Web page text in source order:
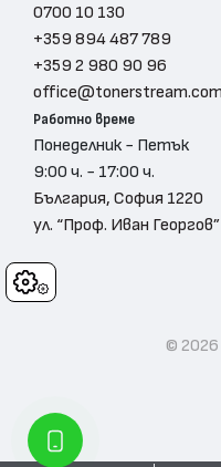
Cookies
0700 10 130
+359 894 487 789
+359 2 980 90 96
office@tonerstream.com
Работно време
Понеделник - Петък
9:00 ч. - 17:00 ч.
България, София 1220
ул. “Проф. Иван
©